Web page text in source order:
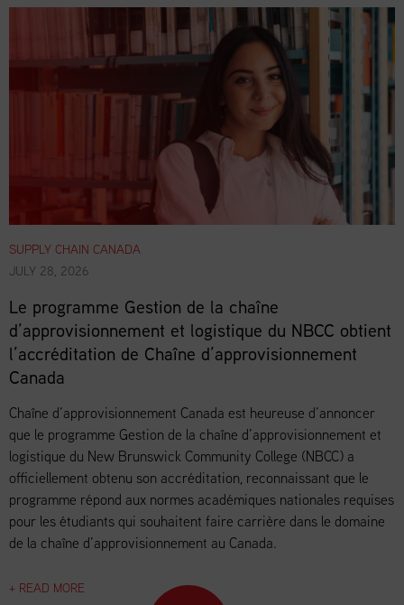
SUPPLY CHAIN CANADA
JULY 28, 2026
Le programme Gestion de la chaîne
d’approvisionnement et logistique du NBCC obtient
l’accréditation de Chaîne d’approvisionnement
Canada
Chaîne d’approvisionnement Canada est heureuse d’annoncer
que le programme Gestion de la chaîne d’approvisionnement et
logistique du New Brunswick Community College (NBCC) a
officiellement obtenu son accréditation, reconnaissant que le
programme répond aux normes académiques nationales requises
pour les étudiants qui souhaitent faire carrière dans le domaine
de la chaîne d’approvisionnement au Canada.
+ READ MORE